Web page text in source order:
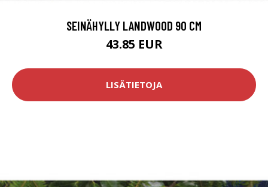
SEINÄHYLLY LANDWOOD 90 CM
43.85 EUR
LISÄTIETOJA